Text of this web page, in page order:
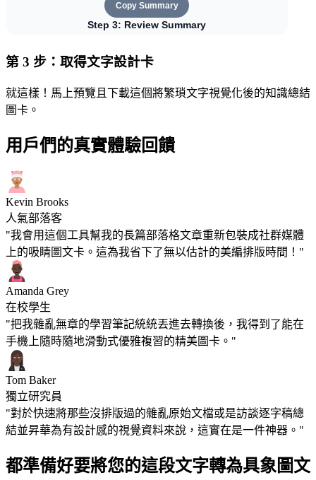
第 3 步：取得文字設計卡
就這樣！馬上預覽且下載這個將繁瑣文字視覺化後的知識總結
圖卡。
用戶們的真實體驗回饋
Kevin Brooks
人氣部落客
"我會用這個工具幫我的長篇部落格文章重新包裝成社群媒體
上的吸睛圖文卡。這為我省下了無以估計的美編排版時間！"
Amanda Grey
在校學生
"把我雜亂無章的學習筆記統統丟進去轉換後，我得到了能在
手機上隨時隨地滑動式優雅複習的精美圖卡。"
Tom Baker
獨立研究員
"對於快速將那些沒排版過的雜亂原始文檔或是訪談逐字稿總
結並昇華為有設計感的視覺資料來說，這實在是一件神器。"
都準備好要將您的這段文字轉為具象圖文